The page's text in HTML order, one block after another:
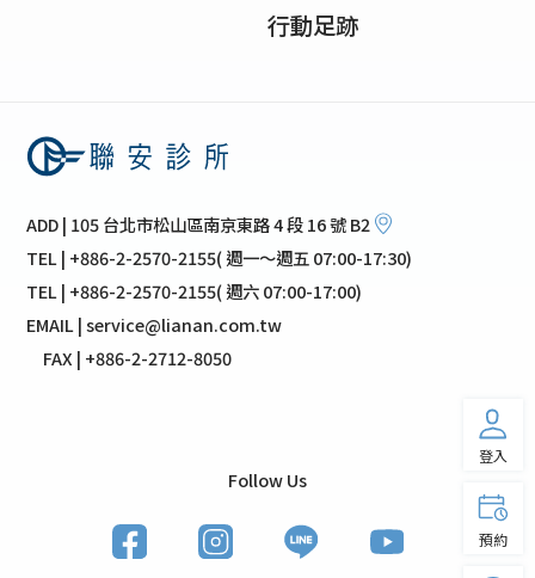
行動足跡
ADD | 105 台北市松山區南京東路 4 段 16 號 B2
TEL | +886-2-2570-2155( 週一～週五 07:00-17:30)
TEL | +886-2-2570-2155( 週六 07:00-17:00)
EMAIL | service@lianan.com.tw
FAX | +886-2-2712-8050
Follow Us
登入
預約